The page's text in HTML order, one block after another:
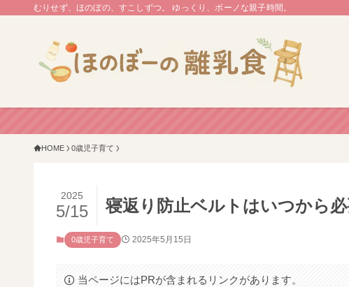
むりせず、ほのぼの、すこしずつ。 ゆっくり、ボーノな親子時間。
HOME 0歳児子育て
寝返り防止ベルトはいつから
2025
5/15
0歳児子育て 2025年5月15日
当ページにはPRが含まれるリンクがあります。